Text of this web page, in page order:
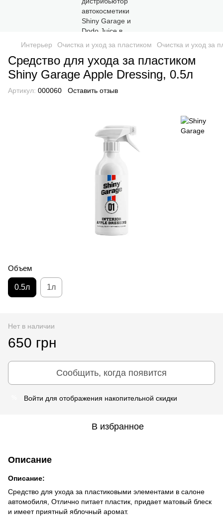
Интерьер Очистка и уход за пластиком Очистка и уход за
Средство для ухода за пластиком
Shiny Garage Apple Dressing, 0.5л
Артикул: 000060 Оставить отзыв
Объем
0.5л 1л
Нет в наличии
650 грн
Сообщить, когда появится
Войти для отображения накопительной скидки
В избранное
Описание
Описание:
Средство для ухода за пластиковыми элементами в салоне
автомобиля, Отлично питает пластик, придает матовый блеск
и имеет приятный яблочный аромат.